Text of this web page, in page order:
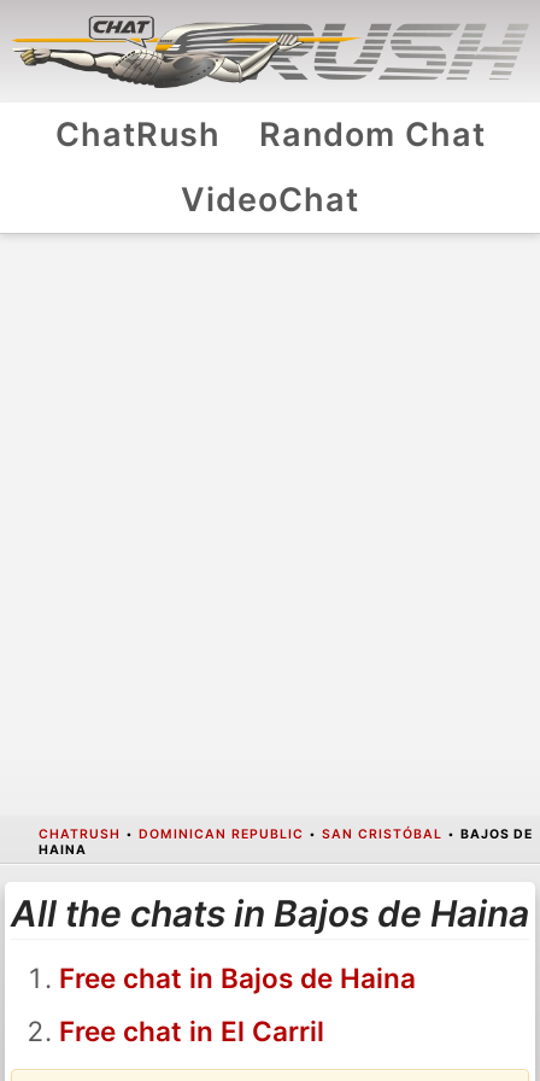
ChatRush
Random Chat
VideoChat
CHATRUSH • DOMINICAN REPUBLIC • SAN CRISTÓBAL • BAJOS DE
HAINA
All the chats in Bajos de Haina
Free chat in Bajos de Haina
Free chat in El Carril